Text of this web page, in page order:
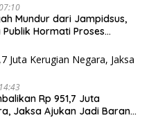
Mundur dari Jampidsus,
Hormati Proses
Rp 951,7 Juta
Jaksa Ajukan Jadi Barang